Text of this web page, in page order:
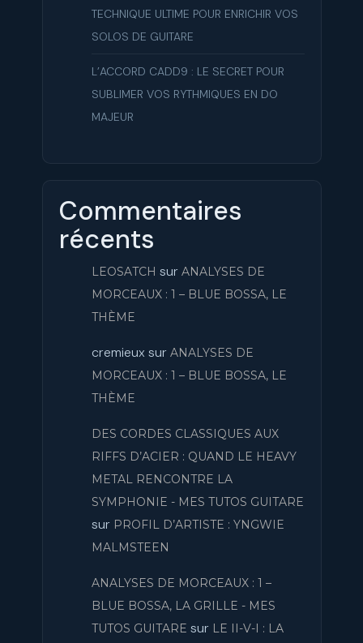
TECHNIQUE ULTIME POUR ENRICHIR VOS
SOLOS DE GUITARE
L’ACCORD CADD9 : LE SECRET POUR
SUBLIMER VOS RYTHMIQUES EN DO
MAJEUR
Commentaires
récents
LEOSATCH sur ANALYSES DE
MORCEAUX : 1 – BLUE BOSSA, LE
THÈME
cremieux sur ANALYSES DE
MORCEAUX : 1 – BLUE BOSSA, LE
THÈME
DES CORDES CLASSIQUES AUX
RIFFS D’ACIER : QUAND LE HEAVY
METAL RENCONTRE LA
SYMPHONIE - MES TUTOS GUITARE
sur PROFIL D’ARTISTE : YNGWIE
MALMSTEEN
ANALYSES DE MORCEAUX : 1 –
BLUE BOSSA, LA GRILLE - MES
TUTOS GUITARE sur LE II-V-I : LA